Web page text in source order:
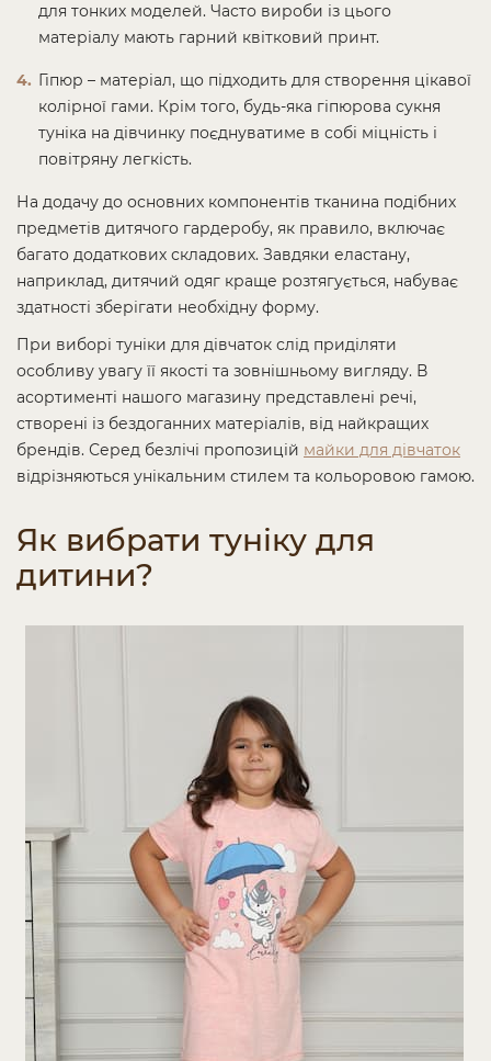
для тонких моделей. Часто вироби із цього
матеріалу мають гарний квітковий принт.
Гіпюр – матеріал, що підходить для створення цікавої
колірної гами. Крім того, будь-яка гіпюрова сукня
туніка на дівчинку поєднуватиме в собі міцність і
повітряну легкість.
На додачу до основних компонентів тканина подібних
предметів дитячого гардеробу, як правило, включає
багато додаткових складових. Завдяки еластану,
наприклад, дитячий одяг краще розтягується, набуває
здатності зберігати необхідну форму.
При виборі туніки для дівчаток слід приділяти
особливу увагу її якості та зовнішньому вигляду. В
асортименті нашого магазину представлені речі,
створені із бездоганних матеріалів, від найкращих
брендів. Серед безлічі пропозицій майки для дівчаток
відрізняються унікальним стилем та кольоровою гамою.
Як вибрати туніку для
дитини?